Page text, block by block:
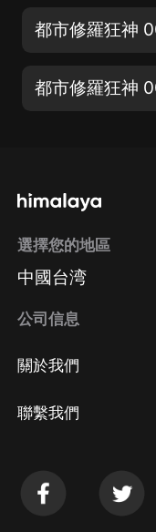
都市修羅狂神
都市修羅狂神
選擇您的地區
中國台湾
公司信息
關於我們
聯繫我們